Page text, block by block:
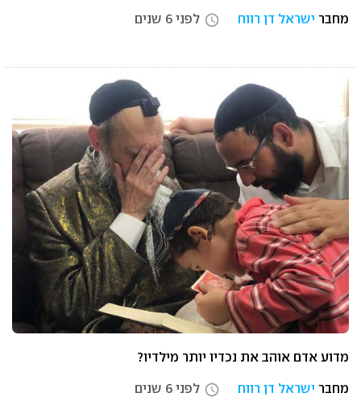
מחבר ישראל דן רווח access_time לפני 6 שנים
מדוע אדם אוהב את נכדיו יותר מילדיו?
מחבר ישראל דן רווח access_time לפני 6 שנים